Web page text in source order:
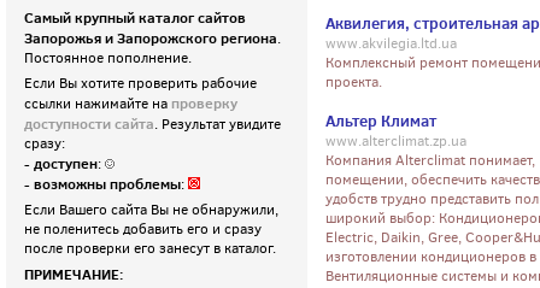
Самый крупный каталог сайтов
Запорожья и Запорожского региона.
Постоянное пополнение.
Если Вы хотите проверить рабочие
ссылки нажимайте на проверку
доступности сайта. Результат увидите
сразу:
- доступен:
- возможны проблемы:
Если Вашего сайта Вы не обнаружили,
не поленитесь добавить его и сразу
после проверки его занесут в каталог.
ПРИМЕЧАНИЕ:
Аквилегия, строительная
www.akvilegia.ltd.ua
Комплексный ремонт
проекта.
Альтер Климат
www.alterclimat.zp.ua
Компания Alterclimat понимает,
помещении, обеспечить
удобств трудно представить
широкий выбор:
Electric, Daikin, Gree,
изготовлении кондиционеров в
Вентиляционные системы и